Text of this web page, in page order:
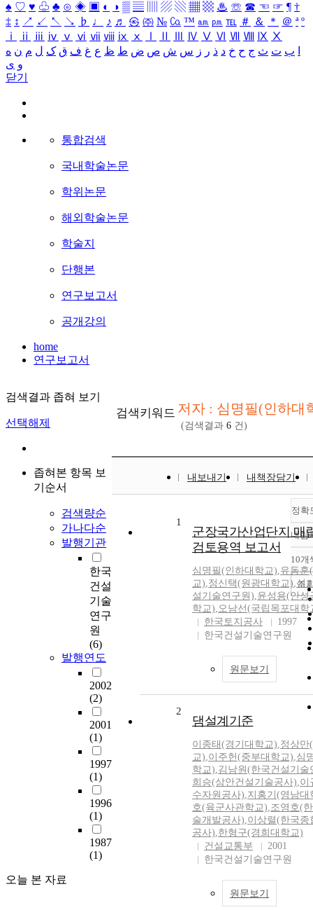
♠ ♡ ♥ ♧ ♣ ⊙ ◈ ▣ ◐ ◑ ▒ ▤ ▨ ▧ ▦ ▩ ♨ ☏ ☎ ☜ ☞ ¶ †
‡ ↕ ↗ ↙ ↖ ↘ ♭ ♩ ♪ ♬ ㉿ ㈜ № ㏇ ™ ㏂ ㏘ ℡ ＃ ＆ ＊ ＠ ª º
ⅰ
ⅱ ⅲ ⅳ ⅴ ⅵ ⅶ ⅷ ⅸ ⅹ Ⅳ Ⅴ Ⅵ Ⅶ Ⅷ Ⅸ Ⅹ
ب ت ث ج ح خ د ذ ر ز س ش ص ض ط ظ ع غ ف ق ک ل م ن ه
و ی
닫기
통합검색
국내학술논문
학위논문
해외학술논문
학술지
단행본
연구보고서
공개강의
home
연구보고서
검색결과 좁혀 보기
선택해제
좁혀본 항목 보
기순서
검색량순
가나다순
발행기관
한국
건설
기술
연구
원
(6)
발행연도
2002
(2)
2001
(1)
1997
(1)
1996
(1)
1987
(1)
오늘 본 자료
검색키워드 저자 : 심명필(인하대
(검색결과 6 건)
내보내기 내책장담기
정확
내림
10개
조
1
군장국가산업단지 매
검토용역 보고서
심명필(인하대학교),유동훈
교),정신택(원광대학교),성
설기술연구원),윤성용(안성
학교),오남선(국립목포대학
한국토지공사
1997
한국건설기술연구원
원문보기
2
댐설계기준
이종태(경기대학교),정상만
교),이주헌(중부대학교),심
학교),김남원(한국건설기술
희승(삼안건설기술공사),이
수자원공사),지홍기(영남대
호(육군사관학교),조영호(
술개발공사),이상렬(한국종
공사),한형구(경희대학교)
건설교통부
2001
한국건설기술연구원
원문보기